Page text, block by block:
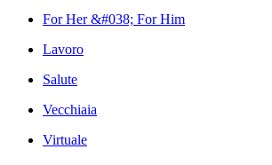
For Her &#038; For Him
Lavoro
Salute
Vecchiaia
Virtuale